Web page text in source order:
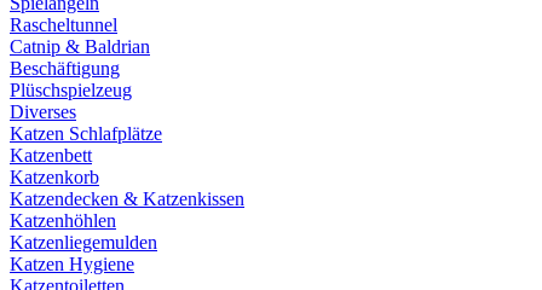
Rascheltunnel
Catnip & Baldrian
Beschäftigung
Plüschspielzeug
Diverses
Katzen Schlafplätze
Katzenbett
Katzenkorb
Katzendecken & Katzenkissen
Katzenhöhlen
Katzenliegemulden
Katzen Hygiene
Katzentoiletten